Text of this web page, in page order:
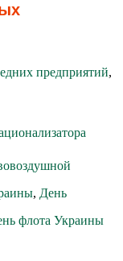
предприятий,
, День
флота Украины